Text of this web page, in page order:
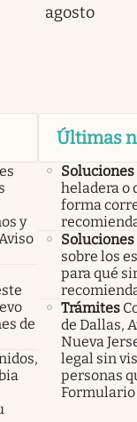
agosto
y
de
Últimas
Soluciones
heladera o
forma
Soluciones
sobre los
para qué
Trámites
de Dallas,
Nueva
legal sin
personas
Formulario